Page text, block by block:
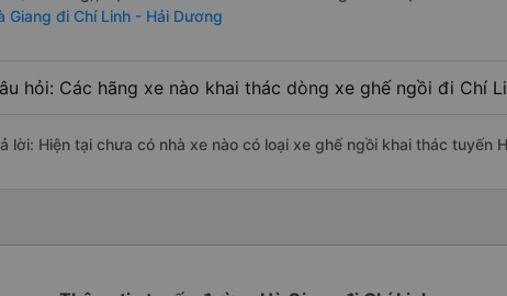
Giang đi Chí Linh - Hải Dương
hỏi: Các hãng xe nào khai thác dòng xe ghế ngồi đi Chí
lời: Hiện tại chưa có nhà xe nào có loại xe ghế ngồi khai thác tuyến